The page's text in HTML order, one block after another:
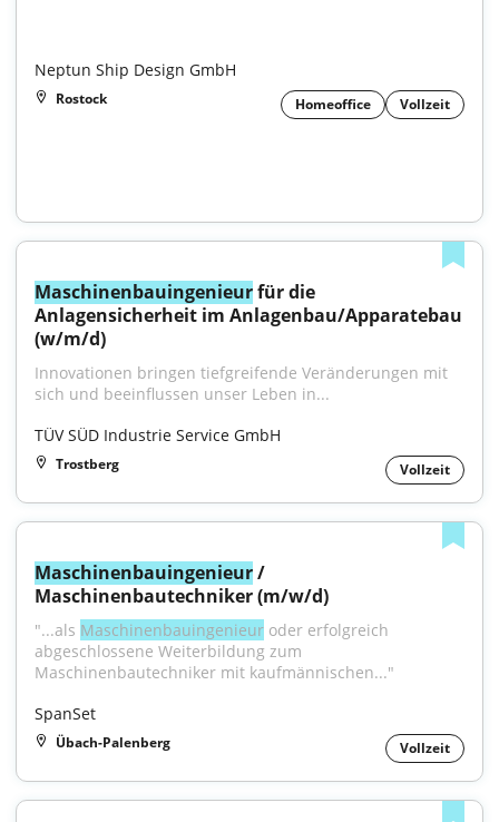
Neptun Ship Design GmbH
Rostock Homeoffice Vollzeit
Maschinenbauingenieur für die
Anlagensicherheit im Anlagenbau/Apparatebau
(w/m/d)
Innovationen bringen tiefgreifende Veränderungen mit
sich und beeinflussen unser Leben in...
TÜV SÜD Industrie Service GmbH
Trostberg Vollzeit
Maschinenbauingenieur /
Maschinenbautechniker (m/w/d)
"...als Maschinenbauingenieur oder erfolgreich
abgeschlossene Weiterbildung zum
Maschinenbautechniker mit kaufmännischen..."
SpanSet
Übach-Palenberg Vollzeit